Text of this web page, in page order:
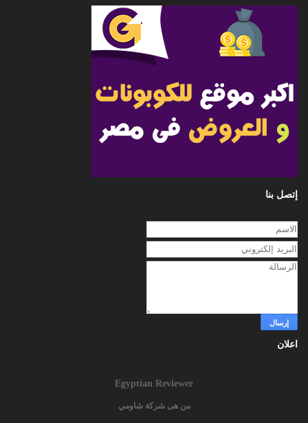
إتصل بنا
اعلان
Egyptian Reviewer
من هى شركة شاومي